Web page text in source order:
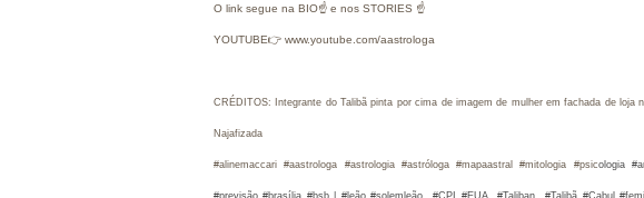
O link segue na BIO☝ e nos STORIES ☝
YOUTUBE👉 www.youtube.com/aastrologa
CRÉDITOS: Integrante do Talibã pinta por cima de imagem de mulher em fachada de loja
Najafizada
#alinemaccari #aastrologa #astrologia #astróloga #mapaastral #mitologia #psicologia
#previsão #brasília #bsb | #leão #solemleão#CPI #EUA #Taliban #Talibã #Cabul